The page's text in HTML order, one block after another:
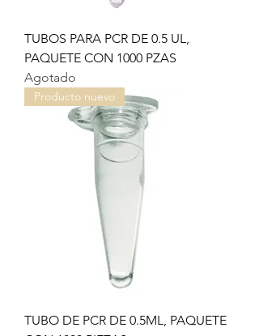
TUBOS PARA PCR DE 0.5 UL,
PAQUETE CON 1000 PZAS
Agotado
Producto nuevo
TUBO DE PCR DE 0.5ML, PAQUETE